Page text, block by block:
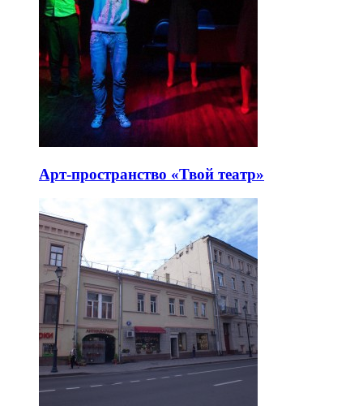
Арт-пространство «Твой театр»